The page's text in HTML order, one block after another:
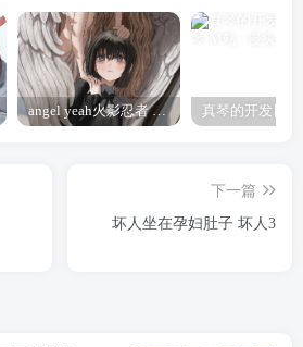
angel yeah火影忍者 Angel
下一篇
坏人坐在孕妇肚子 坏人3